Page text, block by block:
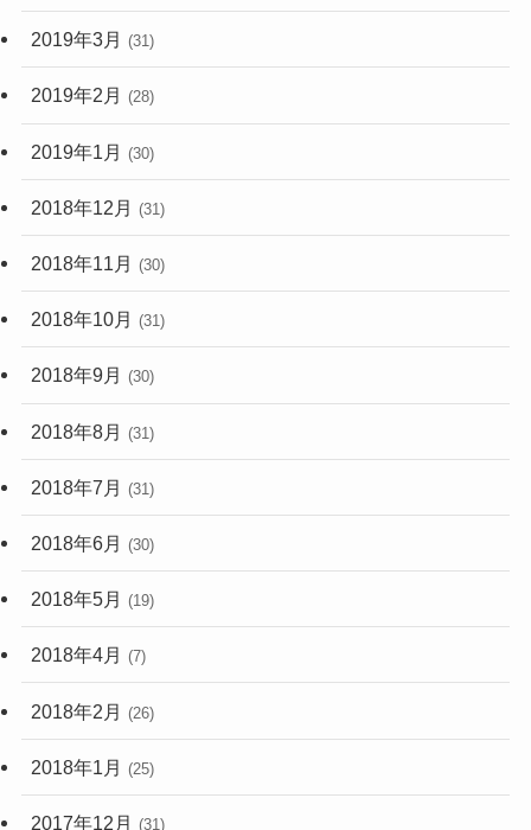
2019年3月 (31)
2019年2月 (28)
2019年1月 (30)
2018年12月 (31)
2018年11月 (30)
2018年10月 (31)
2018年9月 (30)
2018年8月 (31)
2018年7月 (31)
2018年6月 (30)
2018年5月 (19)
2018年4月 (7)
2018年2月 (26)
2018年1月 (25)
2017年12月 (31)